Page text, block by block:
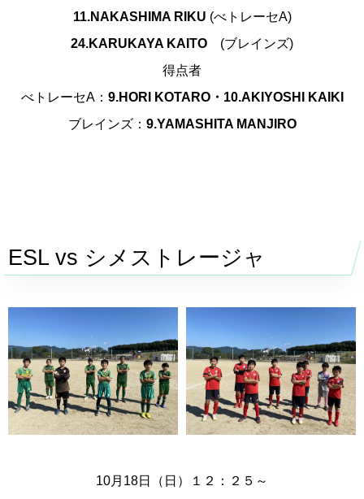
11.NAKASHIMA RIKU (べトレーセA)
24.KARUKAYA KAITO (ブレインズ)
得点者
べトレーセA： 9.HORI KOTARO・10.AKIYOSHI KAIKI
ブレインズ： 9.YAMASHITA MANJIRO
ESL vs シメストレージャ
10月18日（日）１２：２５～